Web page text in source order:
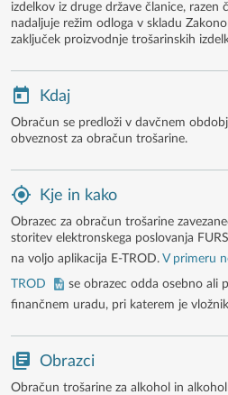
izdelkov iz druge države članice, razen
nadaljuje režim odloga v skladu
zaključek proizvodnje trošarinskih
Kdaj
Obračun se predloži v davčnem
obveznost za obračun trošarine.
Kje in kako
Obrazec za obračun trošarine
storitev elektronskega poslovanja
na voljo aplikacija E-TROD. V primeru
TROD
se obrazec odda osebno ali
finančnem uradu, pri katerem je
Obrazci
Obračun trošarine za alkohol in